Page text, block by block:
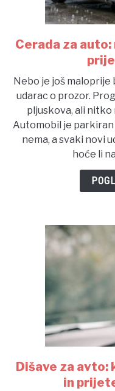
Cerada za
Nebo je još maloprije
udarac o prozor.
pljuskova, ali nitko
Automobil je parkiran
nema, a svaki novi
hoće li
Dišave za avto:
in